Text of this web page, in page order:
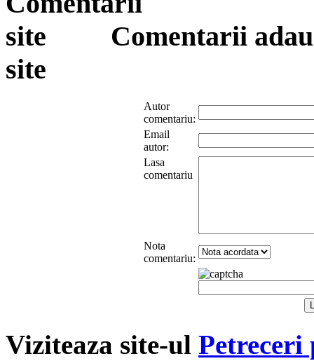
Comentarii
site
Autor
comentariu:
Email
autor:
Lasa
comentariu
Nota
comentariu:
Viziteaza site-ul